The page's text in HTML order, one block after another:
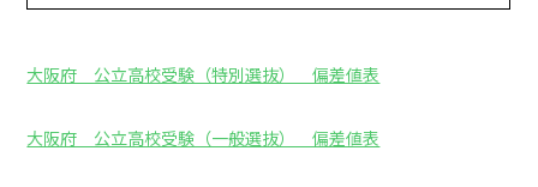
大阪府 公立高校受験（特別選抜） 偏差値表
大阪府 公立高校受験（一般選抜） 偏差値表